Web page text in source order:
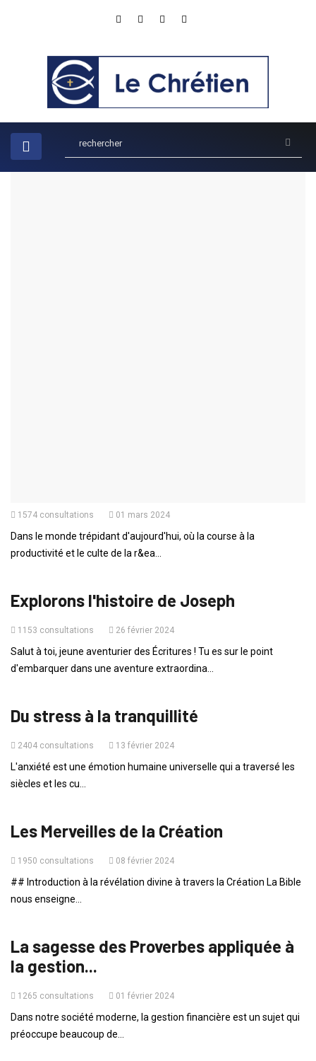
1574 consultations 01 mars 2024
Dans le monde trépidant d'aujourd'hui, où la course à la
productivité et le culte de la r&ea...
Explorons l'histoire de Joseph
1153 consultations 26 février 2024
Salut à toi, jeune aventurier des Écritures ! Tu es sur le point
d'embarquer dans une aventure extraordina...
Du stress à la tranquillité
2404 consultations 13 février 2024
L'anxiété est une émotion humaine universelle qui a traversé les
siècles et les cu...
Les Merveilles de la Création
1950 consultations 08 février 2024
## Introduction à la révélation divine à travers la Création La Bible
nous enseigne...
La sagesse des Proverbes appliquée à
la gestion...
1265 consultations 01 février 2024
Dans notre société moderne, la gestion financière est un sujet qui
préoccupe beaucoup de...